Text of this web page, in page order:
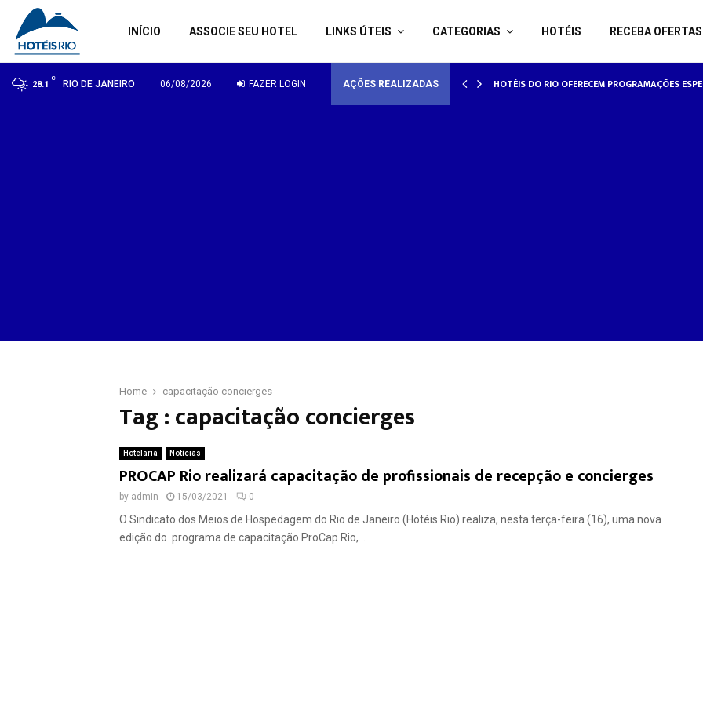
INÍCIO ASSOCIE SEU HOTEL LINKS ÚTEIS CATEGORIAS HOTÉIS RECEBA OFERTAS
28.1
C
RIO DE JANEIRO 06/08/2026 FAZER LOGIN AÇÕES REALIZADAS HOTÉIS DO RIO OFERECEM PROGRAMAÇÕES
HOTÉISRIO REALIZA CICLO DE SEMINÁRIOS
Home capacitação concierges
Tag : capacitação concierges
Hotelaria Notícias
PROCAP Rio realizará capacitação de profissionais de recepção e concierges
by admin 15/03/2021 0
O Sindicato dos Meios de Hospedagem do Rio de Janeiro (Hotéis Rio) realiza, nesta terça-feira (16), uma nova
edição do programa de capacitação ProCap Rio,...